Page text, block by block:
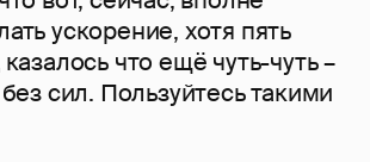
ускорение, хотя пять
что ещё чуть-чуть –
сил. Пользуйтесь такими